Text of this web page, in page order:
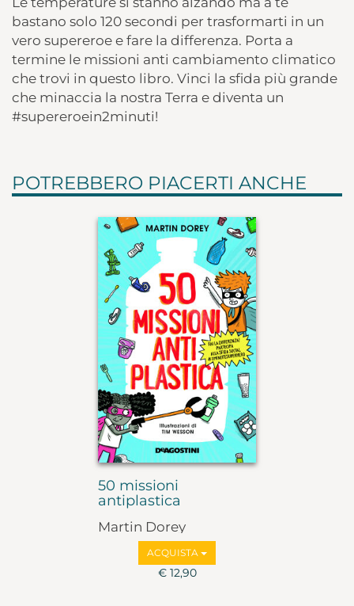
bastano solo 120 secondi per trasformarti in un
vero supereroe e fare la differenza. Porta a
termine le missioni anti cambiamento climatico
che trovi in questo libro. Vinci la sfida più grande
che minaccia la nostra Terra e diventa un
#supereroein2minuti!
POTREBBERO PIACERTI ANCHE
50 missioni
antiplastica
Martin Dorey
ACQUISTA
€ 12,90